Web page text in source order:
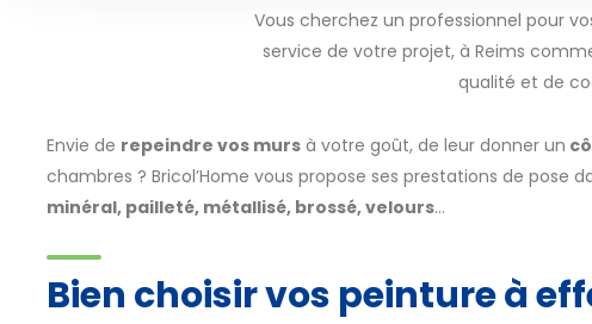
Vous cherchez un professionnel pour
service de votre projet, à Reims
qualité et de
Envie de repeindre vos murs à votre goût, de leur donner un
chambres ? Bricol’Home vous propose ses prestations de pose
minéral, pailleté, métallisé, brossé, velours...
Bien choisir vos peinture à